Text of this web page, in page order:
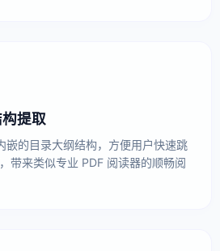
提取
嵌的目录大纲结构，方便用户快速跳
带来类似专业 PDF 阅读器的顺畅阅